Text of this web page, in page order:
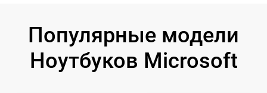
Популярные модели
Ноутбуков Microsoft